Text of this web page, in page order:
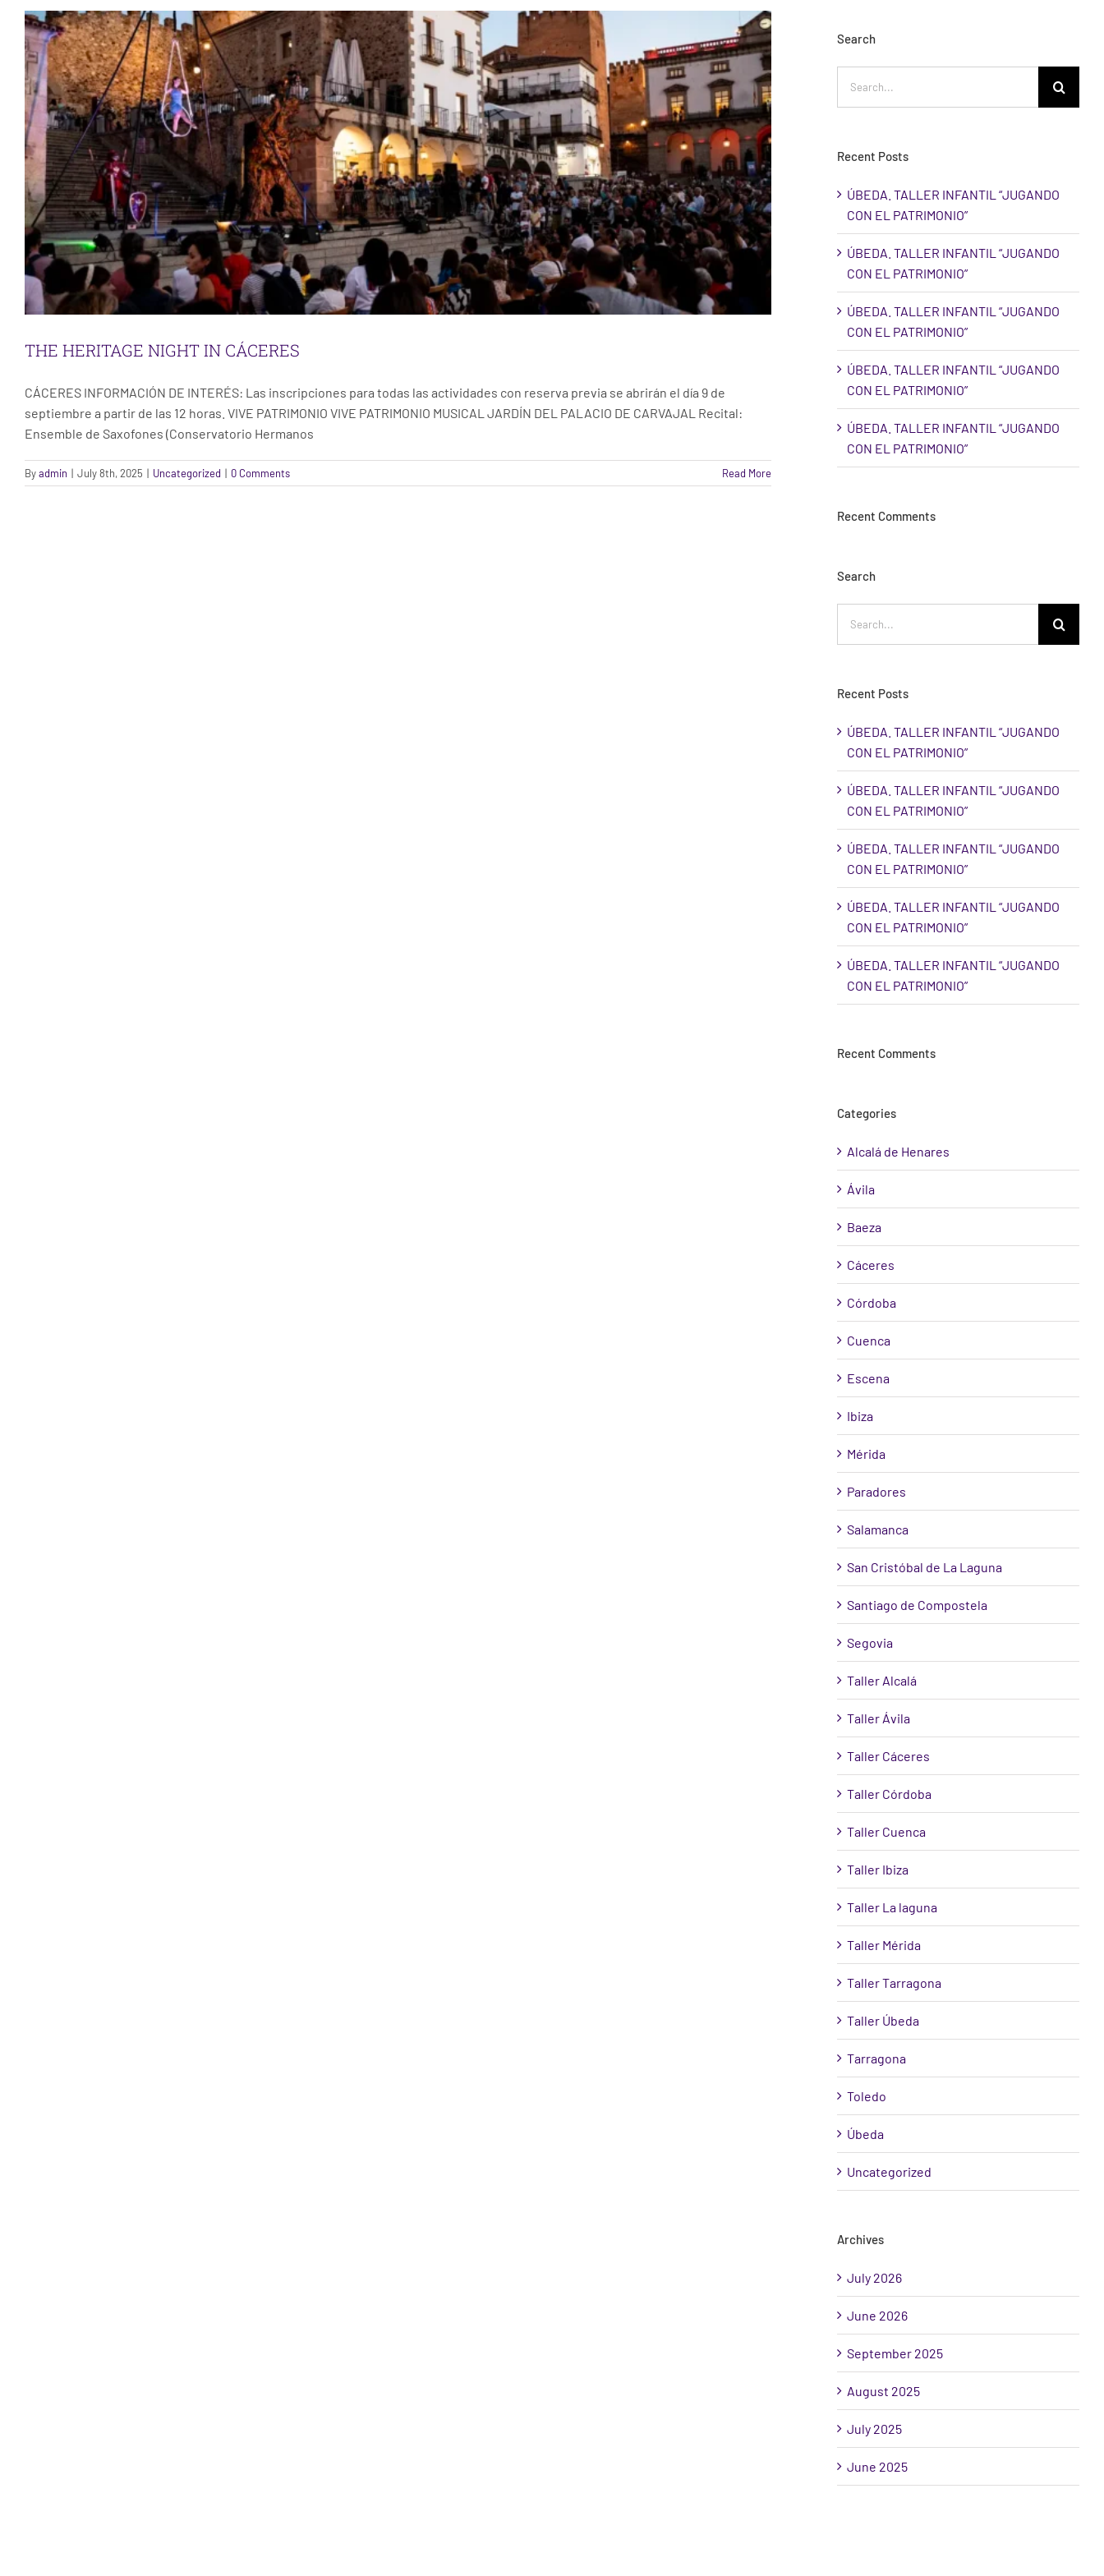
THE HERITAGE NIGHT IN CÁCERES
CÁCERES INFORMACIÓN DE INTERÉS: Las inscripciones para todas las actividades con reserva previa se abrirán el día 9 de
septiembre a partir de las 12 horas. VIVE PATRIMONIO VIVE PATRIMONIO MUSICAL JARDÍN DEL PALACIO DE CARVAJAL Recital:
Ensemble de Saxofones (Conservatorio Hermanos
Byadmin | July 8th, 2025 | Uncategorized | 0 Comments Read More
Search
for:
Recent Posts
ÚBEDA. TALLER INFANTIL “JUGANDO
CON EL PATRIMONIO”
ÚBEDA. TALLER INFANTIL “JUGANDO
CON EL PATRIMONIO”
ÚBEDA. TALLER INFANTIL “JUGANDO
CON EL PATRIMONIO”
ÚBEDA. TALLER INFANTIL “JUGANDO
CON EL PATRIMONIO”
ÚBEDA. TALLER INFANTIL “JUGANDO
CON EL PATRIMONIO”
Recent Comments
Search
for:
Recent Posts
ÚBEDA. TALLER INFANTIL “JUGANDO
CON EL PATRIMONIO”
ÚBEDA. TALLER INFANTIL “JUGANDO
CON EL PATRIMONIO”
ÚBEDA. TALLER INFANTIL “JUGANDO
CON EL PATRIMONIO”
ÚBEDA. TALLER INFANTIL “JUGANDO
CON EL PATRIMONIO”
ÚBEDA. TALLER INFANTIL “JUGANDO
CON EL PATRIMONIO”
Recent Comments
Categories
Alcalá de Henares
Ávila
Baeza
Cáceres
Córdoba
Cuenca
Escena
Ibiza
Mérida
Paradores
Salamanca
San Cristóbal de La Laguna
Santiago de Compostela
Segovia
Taller Alcalá
Taller Ávila
Taller Cáceres
Taller Córdoba
Taller Cuenca
Taller Ibiza
Taller La laguna
Taller Mérida
Taller Tarragona
Taller Úbeda
Tarragona
Toledo
Úbeda
Uncategorized
Archives
July 2026
June 2026
September 2025
August 2025
July 2025
June 2025